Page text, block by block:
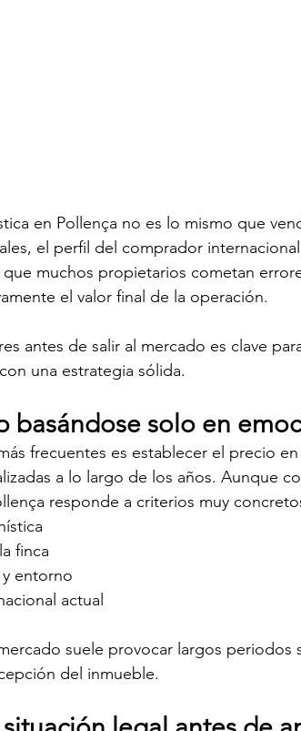
en Pollença no es lo mismo que
el perfil del comprador
muchos propietarios cometan
el valor final de la operación.
antes de salir al mercado es clave
una estrategia sólida.
basándose solo en
frecuentes es establecer el precio
a lo largo de los años. Aunque
responde a criterios muy
finca
entorno
actual
suele provocar largos periodos
del inmueble.